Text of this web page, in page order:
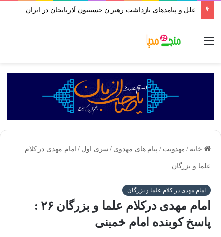
علل و پیامدهای بازداشت رهبران حسینیون آذربایجان در ایران | علی اکبر رائفی پور
خانه / مهدویت / پیام های مهدوی / سری اول / امام مهدی در کلام
علما و بزرگان
امام مهدی در کلام علما و بزرگان
امام مهدی درکلام علما و بزرگان ۲۶ :
پاسخ کوبنده امام خمینی